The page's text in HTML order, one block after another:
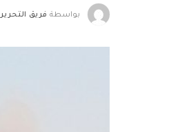
بواسطة فريق التحرير